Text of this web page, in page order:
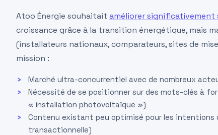
Atoo Énergie souhaitait améliorer significativement
croissance grâce à la transition énergétique, mais
(installateurs nationaux, comparateurs, sites de
mission :
Marché ultra-concurrentiel avec de nombreux
Nécessité de se positionner sur des mots-clés à
« installation photovoltaïque »)
Contenu existant peu optimisé pour les intentions
transactionnelle)